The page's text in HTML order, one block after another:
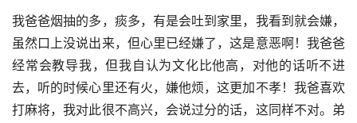
我爸爸烟抽的多，痰多，有是会吐到家里，我看到就会嫌，
虽然口上没说出来，但心里已经嫌了，这是意恶啊！我爸爸
经常会教导我，但我自认为文化比他高，对他的话听不进
去，听的时候心里还有火，嫌他烦，这更加不孝！我爸喜欢
打麻将，我对此很不高兴，会说过分的话，这同样不对。弟